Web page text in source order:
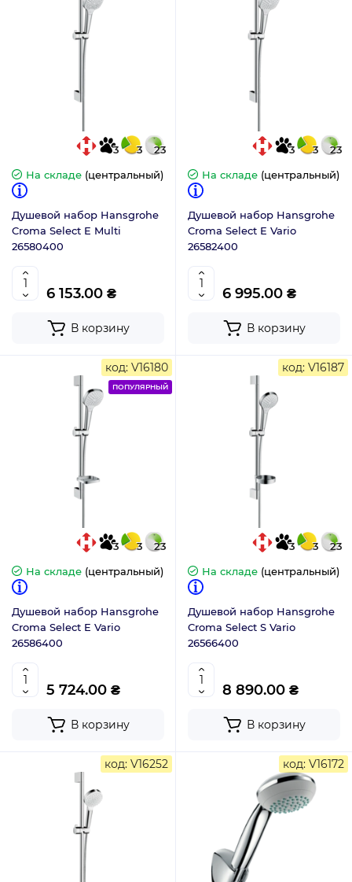
3 3
23
На складе (центральный)
Душевой набор Hansgrohe
Croma Select E Multi
26580400
6 153.00 ₴
В корзину
3 3
23
На складе (центральный)
Душевой набор Hansgrohe
Croma Select E Vario
26582400
6 995.00 ₴
В корзину
код: V16180
3 3 23
ПОПУЛЯРНЫЙ
На складе (центральный)
Душевой набор Hansgrohe
Croma Select E Vario
26586400
5 724.00 ₴
В корзину
код: V16187
3 3
23
На складе (центральный)
Душевой набор Hansgrohe
Croma Select S Vario
26566400
8 890.00 ₴
В корзину
код: V16252 код: V16172